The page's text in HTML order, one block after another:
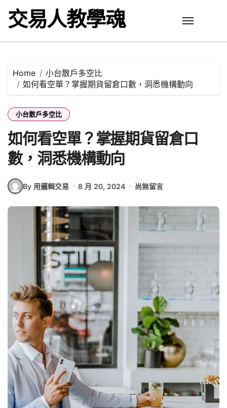
content
交易人教學魂
Home
小台散戶多空比
如何看空單？掌握期貨留倉口數，洞悉機構動向
小台散戶多空比
如何看空單？掌握期貨留倉口
數，洞悉機構動向
By 用邏輯交易 8 月 20, 2024 尚無留言